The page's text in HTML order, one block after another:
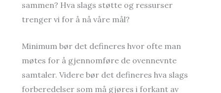
sammen? Hva slags støtte og ressurser
trenger vi for å nå våre mål?
Minimum bør det defineres hvor ofte man
møtes for å gjennomføre de ovennevnte
samtaler. Videre bør det defineres hva slags
forberedelser som må gjøres i forkant av